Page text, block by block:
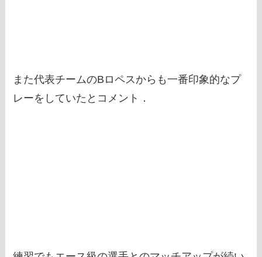
また代表チームのBロペスからも一番印象的なプ
レーをしていたとコメント．